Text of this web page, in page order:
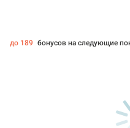
до 189 бонусов на следующие